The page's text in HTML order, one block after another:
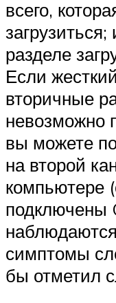
всего,
разделе
Если
вторичные
невозможно
вы можете
на второй
компьютере
подключены
симптомы
бы отметил